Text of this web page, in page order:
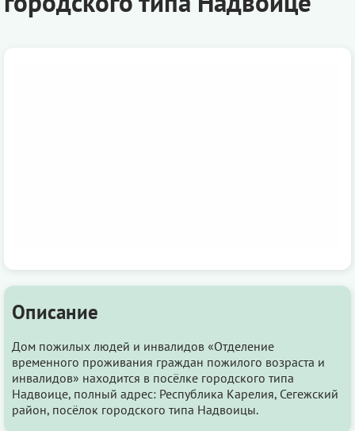
Описание
Дом пожилых людей и инвалидов «Отделение
временного проживания граждан пожилого возраста и
инвалидов» находится в посёлке городского типа
Надвоице, полный адрес: Республика Карелия, Сегежский
район, посёлок городского типа Надвоицы.